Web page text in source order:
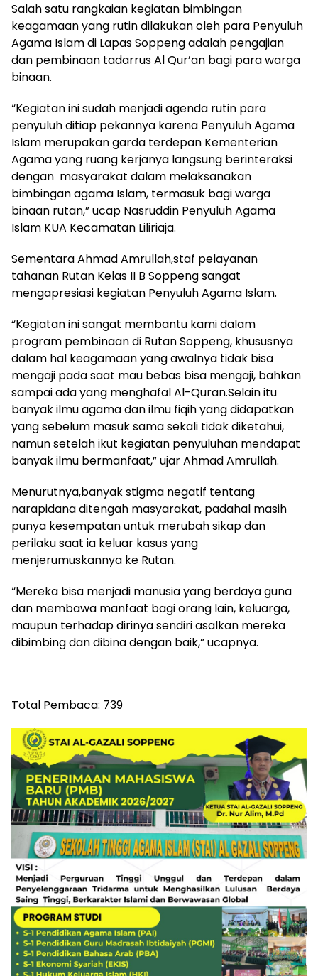
Salah satu rangkaian kegiatan bimbingan
keagamaan yang rutin dilakukan oleh para Penyuluh
Agama Islam di Lapas Soppeng adalah pengajian
dan pembinaan tadarrus Al Qur’an bagi para warga
binaan.
“Kegiatan ini sudah menjadi agenda rutin para
penyuluh ditiap pekannya karena Penyuluh Agama
Islam merupakan garda terdepan Kementerian
Agama yang ruang kerjanya langsung berinteraksi
dengan masyarakat dalam melaksanakan
bimbingan agama Islam, termasuk bagi warga
binaan rutan,” ucap Nasruddin Penyuluh Agama
Islam KUA Kecamatan Liliriaja.
Sementara Ahmad Amrullah,staf pelayanan
tahanan Rutan Kelas II B Soppeng sangat
mengapresiasi kegiatan Penyuluh Agama Islam.
“Kegiatan ini sangat membantu kami dalam
program pembinaan di Rutan Soppeng, khususnya
dalam hal keagamaan yang awalnya tidak bisa
mengaji pada saat mau bebas bisa mengaji, bahkan
sampai ada yang menghafal Al-Quran.Selain itu
banyak ilmu agama dan ilmu fiqih yang didapatkan
yang sebelum masuk sama sekali tidak diketahui,
namun setelah ikut kegiatan penyuluhan mendapat
banyak ilmu bermanfaat,” ujar Ahmad Amrullah.
Menurutnya,banyak stigma negatif tentang
narapidana ditengah masyarakat, padahal masih
punya kesempatan untuk merubah sikap dan
perilaku saat ia keluar kasus yang
menjerumuskannya ke Rutan.
“Mereka bisa menjadi manusia yang berdaya guna
dan membawa manfaat bagi orang lain, keluarga,
maupun terhadap dirinya sendiri asalkan mereka
dibimbing dan dibina dengan baik,” ucapnya.
Total Pembaca: 739